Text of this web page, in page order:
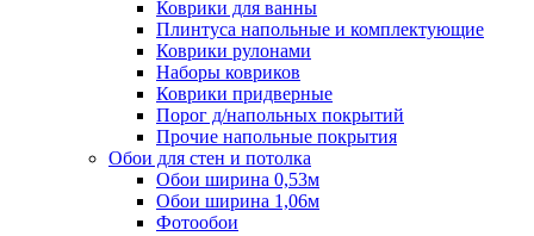
Коврики для ванны
Плинтуса напольные и комплектующие
Коврики рулонами
Наборы ковриков
Коврики придверные
Порог д/напольных покрытий
Прочие напольные покрытия
Обои для стен и потолка
Обои ширина 0,53м
Обои ширина 1,06м
Фотообои